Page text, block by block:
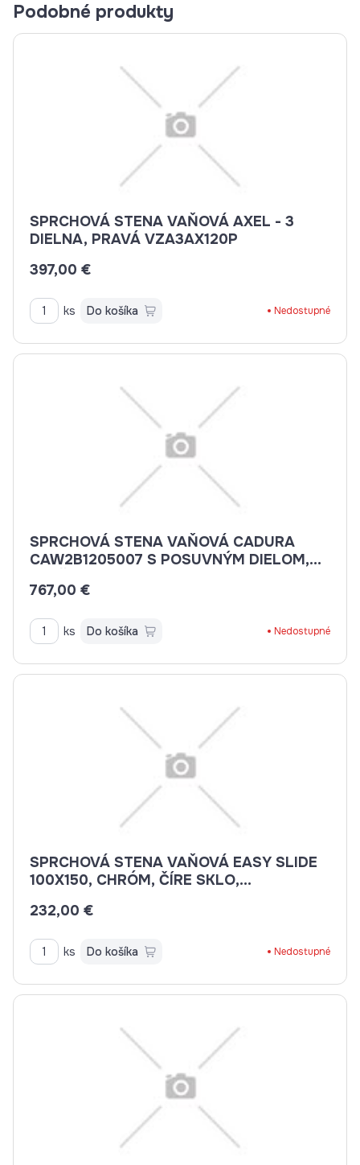
Podobné produkty
SPRCHOVÁ STENA VAŇOVÁ AXEL - 3
DIELNA, PRAVÁ VZA3AX120P
397,00 €
ks Do košíka Nedostupné
SPRCHOVÁ STENA VAŇOVÁ CADURA
CAW2B1205007 S POSUVNÝM DIELOM,
767,00 €
ks Do košíka Nedostupné
SPRCHOVÁ STENA VAŇOVÁ EASY SLIDE
100X150, CHRÓM, ČÍRE SKLO,
232,00 €
ks Do košíka Nedostupné